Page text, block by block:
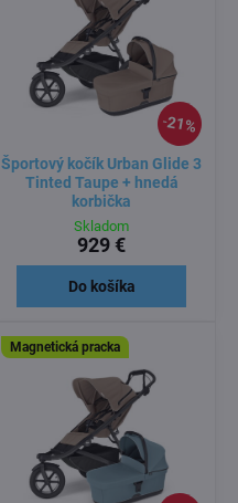
21%
Športový kočík Urban Glide 3
Tinted Taupe + hnedá
korbička
Skladom
929 €
Do košíka
Magnetická pracka